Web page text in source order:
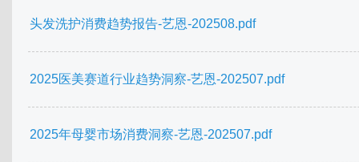
头发洗护消费趋势报告-艺恩-202508.pdf
2025医美赛道行业趋势洞察-艺恩-202507.pdf
2025年母婴市场消费洞察-艺恩-202507.pdf